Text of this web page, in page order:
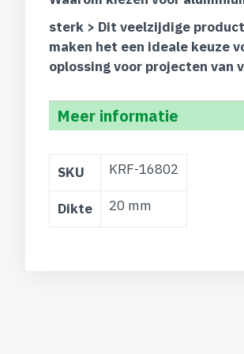
sterk > Dit veelzijdige
maken het een ideale keuze
oplossing voor projecten van
Meer informatie
informatie
SKU KRF-16802
Dikte 20 mm